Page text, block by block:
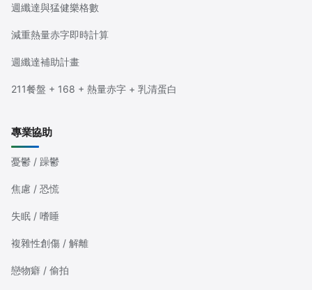
週纖達與猛健樂格數
減重熱量赤字即時計算
週纖達補助計畫
211餐盤 + 168 + 熱量赤字 + 乳清蛋白
專業協助
憂鬱 / 躁鬱
焦慮 / 恐慌
失眠 / 嗜睡
複雜性創傷 / 解離
戀物癖 / 偷拍